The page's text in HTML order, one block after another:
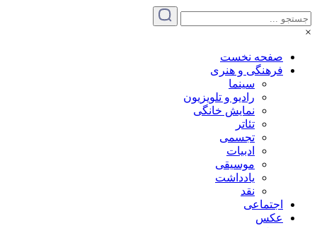
×
صفحه نخست
فرهنگی و هنری
سینما
رادیو و تلویزیون
نمایش خانگی
تئاتر
تجسمی
ادبیات
موسیقی
یادداشت
نقد
اجتماعی
عکس